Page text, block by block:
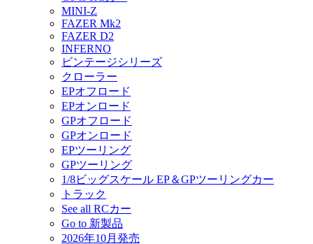
MINI-Z
FAZER Mk2
FAZER D2
INFERNO
ビンテージシリーズ
クローラー
EPオフロード
EPオンロード
GPオフロード
GPオンロード
EPツーリング
GPツーリング
1/8ビッグスケール EP＆GPツーリングカー
トラック
See all RCカー
Go to 新製品
2026年10月発売